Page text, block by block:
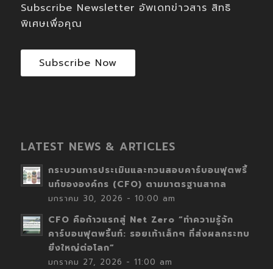
Subscribe Newsletter อัพเดทข่าวสาร สิทธิ
พิเศษเพื่อคุณ
Subscribe Now
LATEST NEWS & ARTICLES
กระบวนการประเมินและทวนสอบคาร์บอนฟุตพริ้
นท์ขององค์กร (CFO) ตามมาตรฐานสากล
มกราคม 30, 2026 - 10:00 am
CFO คือก้าวแรกสู่ Net Zero “ทำความรู้จัก
คาร์บอนฟุตพริ้นท์: รอยเท้าเล็กๆ ที่ส่งผลกระทบ
ยิ่งใหญ่ต่อโลก”
มกราคม 27, 2026 - 11:00 am